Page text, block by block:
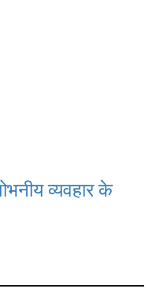
व्यवहार के